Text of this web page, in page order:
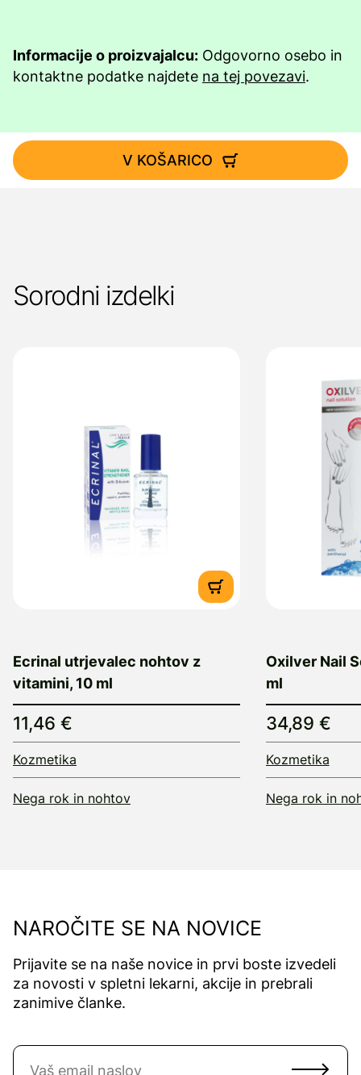
Informacije o proizvajalcu: Odgovorno osebo in
kontaktne podatke najdete na tej povezavi.
V KOŠARICO
Sorodni izdelki
Ecrinal utrjevalec nohtov z
vitamini, 10 ml
11,46 €
Kozmetika
Nega rok in nohtov
Oxilver Nail
ml
34,89 €
Kozmetika
Nega rok in
NAROČITE SE NA NOVICE
Prijavite se na naše novice in prvi boste izvedeli
za novosti v spletni lekarni, akcije in prebrali
zanimive članke.
Naročite se na novice